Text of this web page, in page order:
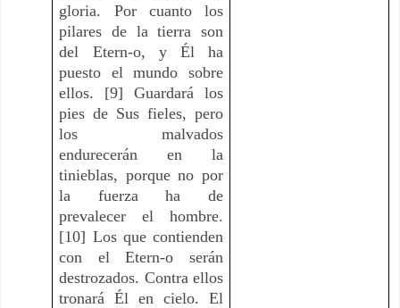
gloria. Por cuanto los
pilares de la tierra son
del Etern-o, y Él ha
puesto el mundo sobre
ellos. [9] Guardará los
pies de Sus fieles, pero
los malvados
endurecerán en la
tinieblas, porque no por
la fuerza ha de
prevalecer el hombre.
[10] Los que contienden
con el Etern-o serán
destrozados. Contra ellos
tronará Él en cielo. El